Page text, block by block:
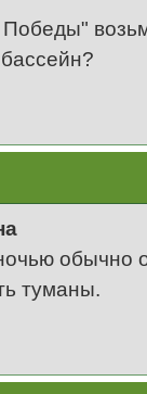
обычно
туманы.